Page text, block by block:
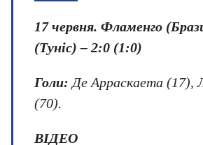
17 червня. Фламенго
(Туніс) – 2:0 (1:0)
Голи: Де Арраскаета (17),
(70).
ВІДЕО